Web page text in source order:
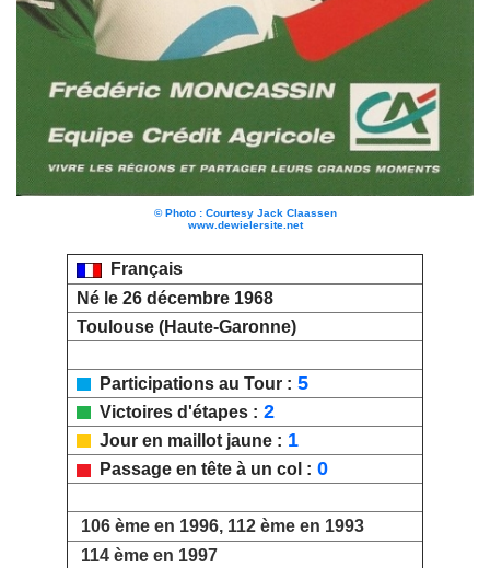
© Photo : Courtesy Jack Claassen
www.dewielersite.net
Français
Né le 26 décembre 1968
Toulouse (Haute-Garonne)
Participations au Tour : 5
Victoires d'étapes : 2
Jour en maillot jaune : 1
Passage en tête à un col : 0
106 ème en 1996, 112 ème en 1993
114 ème en 1997